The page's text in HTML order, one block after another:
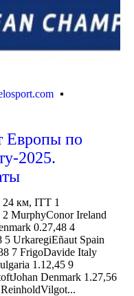
Европы по
2025.
24 км, ITT 1
MurphyConor Ireland
0.27,48 4
5 UrkaregiEñaut Spain
7 FrigoDavide Italy
1.12,45 9
Denmark 1.27,56